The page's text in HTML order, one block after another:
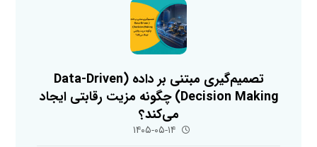
تصمیم‌گیری مبتنی بر داده (Data-Driven
Decision Making) چگونه مزیت رقابتی ایجاد
می‌کند؟
۱۴۰۵-۰۵-۱۴